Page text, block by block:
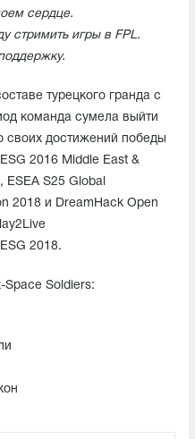
сердце.
стримить игры в FPL.
турецкого гранда с
команда сумела выйти
своих достижений победы
2016 Middle East &
S25 Global
2018 и DreamHack Open
2018.
Space Soldiers: